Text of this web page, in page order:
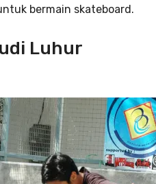
bermain skateboard.
udi Luhur